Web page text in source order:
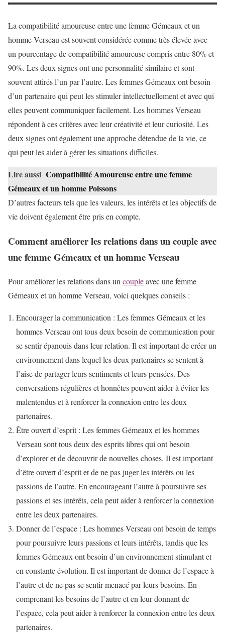
La compatibilité amoureuse entre une femme Gémeaux et un
homme Verseau est souvent considérée comme très élevée avec
un pourcentage de compatibilité amoureuse compris entre 80% et
90%. Les deux signes ont une personnalité similaire et sont
souvent attirés l’un par l’autre. Les femmes Gémeaux ont besoin
d’un partenaire qui peut les stimuler intellectuellement et avec qui
elles peuvent communiquer facilement. Les hommes Verseau
répondent à ces critères avec leur créativité et leur curiosité. Les
deux signes ont également une approche détendue de la vie, ce
qui peut les aider à gérer les situations difficiles.
Lire aussi Compatibilité Amoureuse entre une femme
Gémeaux et un homme Poissons
D’autres facteurs tels que les valeurs, les intérêts et les objectifs de
vie doivent également être pris en compte.
Comment améliorer les relations dans un couple avec
une femme Gémeaux et un homme Verseau
Pour améliorer les relations dans uncoupleavec une femme
Gémeaux et un homme Verseau, voici quelques conseils :
Encourager la communication : Les femmes Gémeaux et les
hommes Verseau ont tous deux besoin de communication pour
se sentir épanouis dans leur relation. Il est important de créer un
environnement dans lequel les deux partenaires se sentent à
l’aise de partager leurs sentiments et leurs pensées. Des
conversations régulières et honnêtes peuvent aider à éviter les
malentendus et à renforcer la connexion entre les deux
partenaires.
Être ouvert d’esprit : Les femmes Gémeaux et les hommes
Verseau sont tous deux des esprits libres qui ont besoin
d’explorer et de découvrir de nouvelles choses. Il est important
d’être ouvert d’esprit et de ne pas juger les intérêts ou les
passions de l’autre. En encourageant l’autre à poursuivre ses
passions et ses intérêts, cela peut aider à renforcer la connexion
entre les deux partenaires.
Donner de l’espace : Les hommes Verseau ont besoin de temps
pour poursuivre leurs passions et leurs intérêts, tandis que les
femmes Gémeaux ont besoin d’un environnement stimulant et
en constante évolution. Il est important de donner de l’espace à
l’autre et de ne pas se sentir menacé par leurs besoins. En
comprenant les besoins de l’autre et en leur donnant de
l’espace, cela peut aider à renforcer la connexion entre les deux
partenaires.